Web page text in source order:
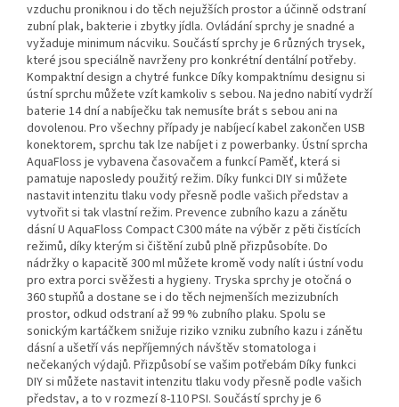
vzduchu proniknou i do těch nejužších prostor a účinně odstraní
zubní plak, bakterie i zbytky jídla. Ovládání sprchy je snadné a
vyžaduje minimum nácviku. Součástí sprchy je 6 různých trysek,
které jsou speciálně navrženy pro konkrétní dentální potřeby.
Kompaktní design a chytré funkce Díky kompaktnímu designu si
ústní sprchu můžete vzít kamkoliv s sebou. Na jedno nabití vydrží
baterie 14 dní a nabíječku tak nemusíte brát s sebou ani na
dovolenou. Pro všechny případy je nabíjecí kabel zakončen USB
konektorem, sprchu tak lze nabíjet i z powerbanky. Ústní sprcha
AquaFloss je vybavena časovačem a funkcí Paměť, která si
pamatuje naposledy použitý režim. Díky funkci DIY si můžete
nastavit intenzitu tlaku vody přesně podle vašich představ a
vytvořit si tak vlastní režim. Prevence zubního kazu a zánětu
dásní U AquaFloss Compact C300 máte na výběr z pěti čistících
režimů, díky kterým si čištění zubů plně přizpůsobíte. Do
nádržky o kapacitě 300 ml můžete kromě vody nalít i ústní vodu
pro extra porci svěžesti a hygieny. Tryska sprchy je otočná o
360 stupňů a dostane se i do těch nejmenších mezizubních
prostor, odkud odstraní až 99 % zubního plaku. Spolu se
sonickým kartáčkem snižuje riziko vzniku zubního kazu i zánětu
dásní a ušetří vás nepříjemných návštěv stomatologa i
nečekaných výdajů. Přizpůsobí se vašim potřebám Díky funkci
DIY si můžete nastavit intenzitu tlaku vody přesně podle vašich
představ, a to v rozmezí 8-110 PSI. Součástí sprchy je 6